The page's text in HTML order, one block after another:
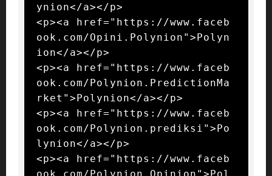
ynion</a></p>
<p><a href="https://www.faceb
ook.com/Opini.Polynion">Polyn
ion</a></p>
<p><a href="https://www.faceb
ook.com/Polynion.PredictionMa
rket">Polynion</a></p>
<p><a href="https://www.faceb
ook.com/Polynion.prediksi">Po
lynion</a></p>
<p><a href="https://www.faceb